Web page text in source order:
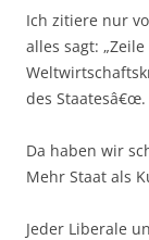
Ich zitiere nur
alles sagt:
des Staatesâ€œ.
Da haben wir
Mehr Staat als
Jeder Liberale